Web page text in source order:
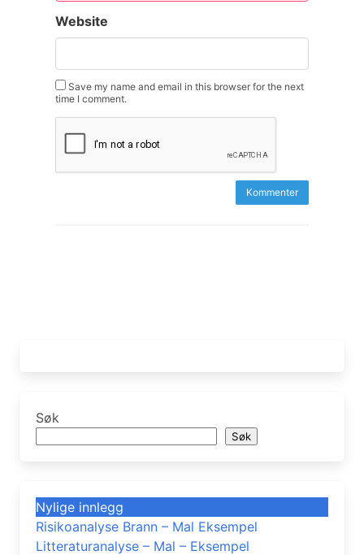
Website
Save my name and email in this browser for the next
time I comment.
Søk
Søk
Nylige innlegg
Risikoanalyse Brann – Mal Eksempel
Litteraturanalyse – Mal – Eksempel